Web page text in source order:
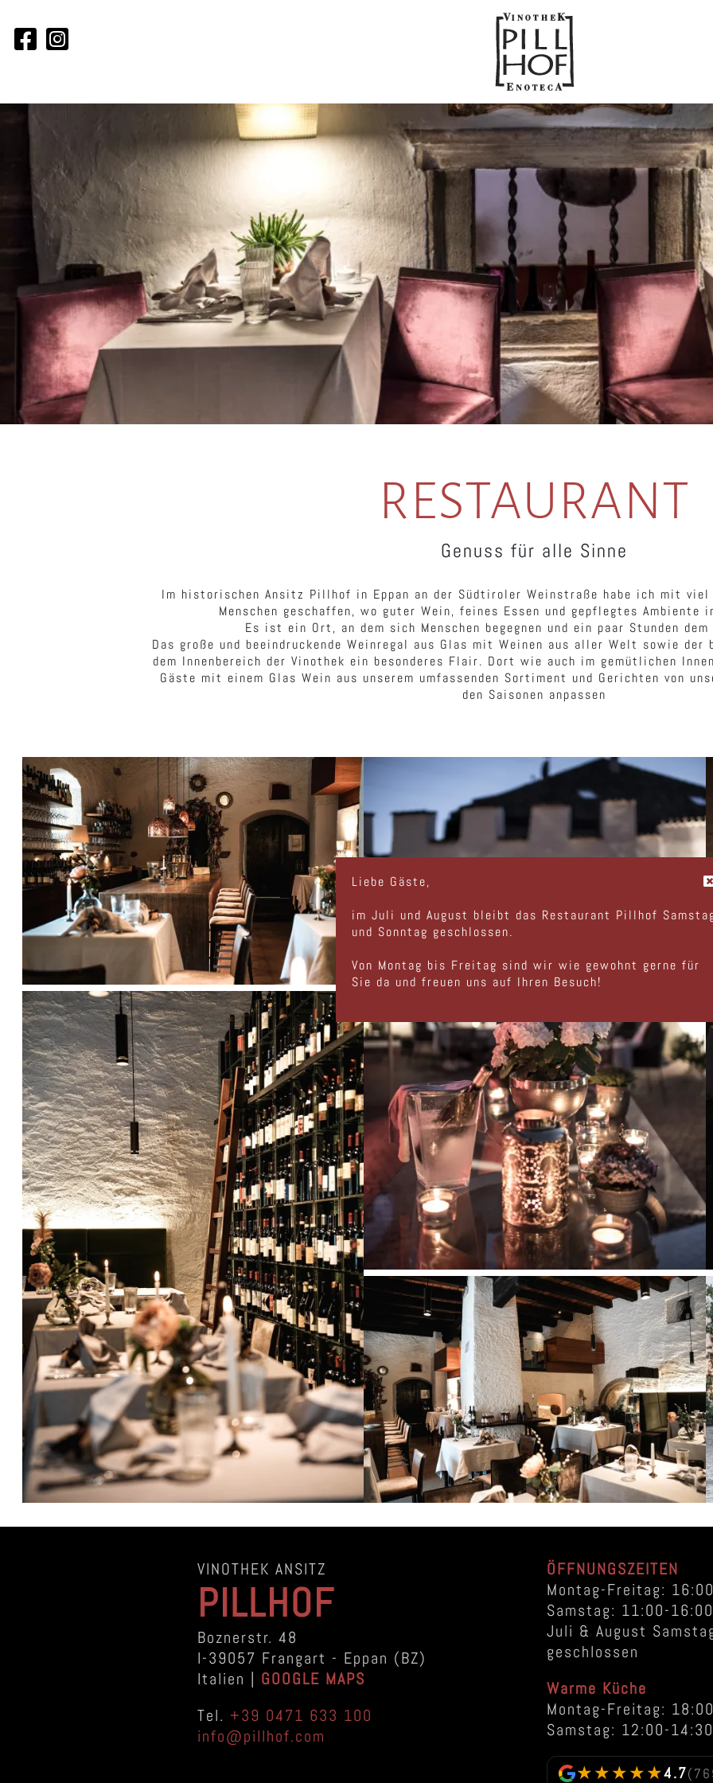
Liebe Gäste,
im Juli und August bleibt das Restaurant Pillhof
und Sonntag geschlossen.
Von Montag bis Freitag sind wir wie gewohnt gerne für
Sie da und freuen uns auf Ihren Besuch!
RESTAURANT
Genuss für alle Sinne
Im historischen Ansitz Pillhof in Eppan an der Südtiroler Weinstraße habe ich mit
Menschen geschaffen, wo guter Wein, feines Essen und gepflegtes
Es ist ein Ort, an dem sich Menschen begegnen und ein paar Stunden
Das große und beeindruckende Weinregal aus Glas mit Weinen aus aller Welt sowie der
dem Innenbereich der Vinothek ein besonderes Flair. Dort wie auch im gemütlichen
Gäste mit einem Glas Wein aus unserem umfassenden Sortiment und Gerichten von
den Saisonen anpassen
VINOTHEK ANSITZ
PILLHOF
Boznerstr. 48
I-39057 Frangart - Eppan (BZ)
Italien | GOOGLE MAPS
Tel. +39 0471 633 100
info@pillhof.com
ÖFFNUNGSZEITEN
Montag-Freitag:
Samstag: 11:00-
Juli & August
geschlossen
Warme Küche
Montag-Freitag:
Samstag: 12:00-
★★★★★4.7